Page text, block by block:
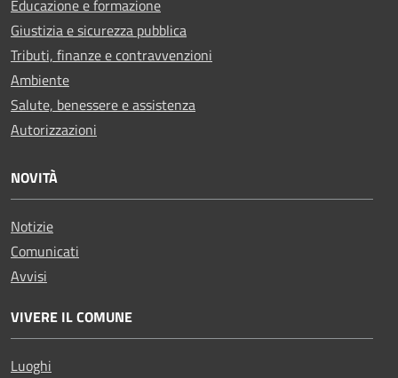
Educazione e formazione
Giustizia e sicurezza pubblica
Tributi, finanze e contravvenzioni
Ambiente
Salute, benessere e assistenza
Autorizzazioni
NOVITÀ
Notizie
Comunicati
Avvisi
VIVERE IL COMUNE
Luoghi